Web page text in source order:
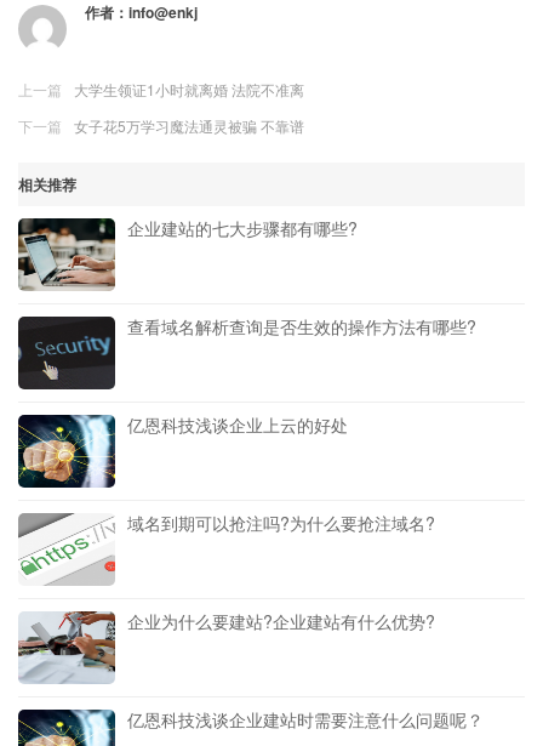
作者： info@enkj
上一篇
大学生领证1小时就离婚 法院不准离
下一篇
女子花5万学习魔法通灵被骗 不靠谱
相关推荐
企业建站的七大步骤都有哪些?
查看域名解析查询是否生效的操作方法有哪些?
亿恩科技浅谈企业上云的好处
域名到期可以抢注吗?为什么要抢注域名?
企业为什么要建站?企业建站有什么优势?
亿恩科技浅谈企业建站时需要注意什么问题呢？